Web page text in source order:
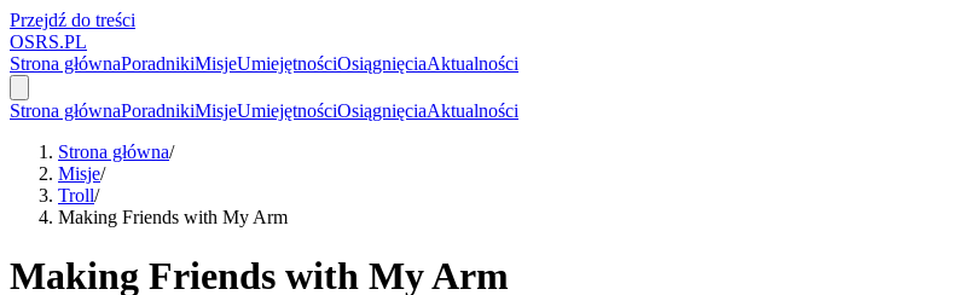
Przejdź do treści
OSRS.PL
Strona głównaPoradnikiMisjeUmiejętnościOsiągnięciaAktualności
Strona głównaPoradnikiMisjeUmiejętnościOsiągnięciaAktualności
Strona główna/
Misje/
Troll/
Making Friends with My Arm
Making Friends with My Arm